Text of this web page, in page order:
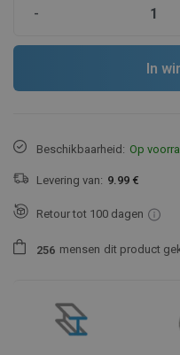
-
In
Beschikbaarheid: Op
Levering van: 9.99 €
Retour tot 100 dagen
256 mensen dit product